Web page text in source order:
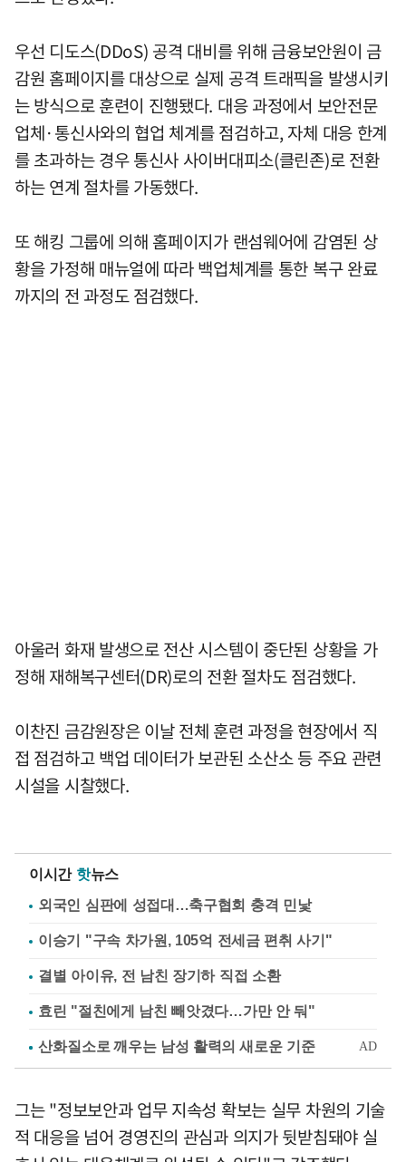
우선 디도스(DDoS) 공격 대비를 위해 금융보안원이 금
감원 홈페이지를 대상으로 실제 공격 트래픽을 발생시키
는 방식으로 훈련이 진행됐다. 대응 과정에서 보안전문
업체·통신사와의 협업 체계를 점검하고, 자체 대응 한계
를 초과하는 경우 통신사 사이버대피소(클린존)로 전환
하는 연계 절차를 가동했다.
또 해킹 그룹에 의해 홈페이지가 랜섬웨어에 감염된 상
황을 가정해 매뉴얼에 따라 백업체계를 통한 복구 완료
까지의 전 과정도 점검했다.
아울러 화재 발생으로 전산 시스템이 중단된 상황을 가
정해 재해복구센터(DR)로의 전환 절차도 점검했다.
이찬진 금감원장은 이날 전체 훈련 과정을 현장에서 직
접 점검하고 백업 데이터가 보관된 소산소 등 주요 관련
시설을 시찰했다.
이시간 핫뉴스
외국인 심판에 성접대…축구협회 충격 민낯
이승기 "구속 차가원, 105억 전세금 편취 사기"
결별 아이유, 전 남친 장기하 직접 소환
효린 "절친에게 남친 빼앗겼다…가만 안 둬"
그는 "정보보안과 업무 지속성 확보는 실무 차원의 기술
적 대응을 넘어 경영진의 관심과 의지가 뒷받침돼야 실